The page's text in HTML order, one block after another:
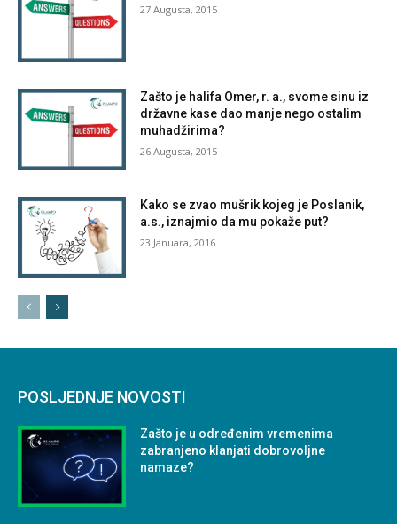
27 Augusta, 2015
Zašto je halifa Omer, r. a., svome sinu iz
državne kase dao manje nego ostalim
muhadžirima?
26 Augusta, 2015
Kako se zvao mušrik kojeg je Poslanik,
a.s., iznajmio da mu pokaže put?
23 Januara, 2016
POSLJEDNJE NOVOSTI
Zašto je u određenim vremenima
zabranjeno klanjati dobrovoljne
namaze?